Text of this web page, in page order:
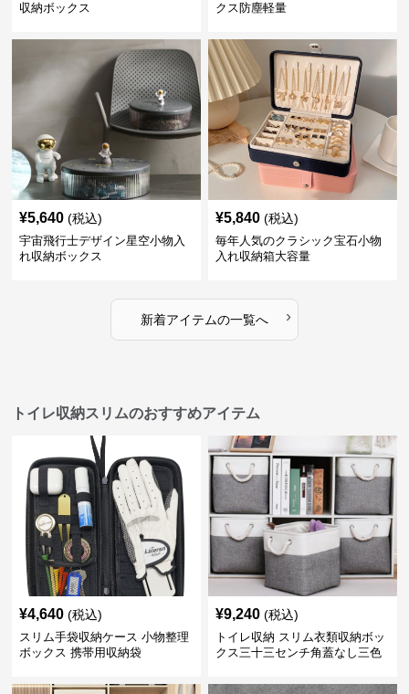
収納ボックス
クス防塵軽量
¥5,640 (税込)
宇宙飛行士デザイン星空小物入
れ収納ボックス
¥5,840 (税込)
毎年人気のクラシック宝石小物
入れ収納箱大容量
新着アイテムの一覧へ ›
トイレ収納スリムのおすすめアイテム
¥4,640 (税込)
スリム手袋収納ケース 小物整理
ボックス 携帯用収納袋
¥9,240 (税込)
トイレ収納 スリム衣類収納ボッ
クス三十三センチ角蓋なし三色